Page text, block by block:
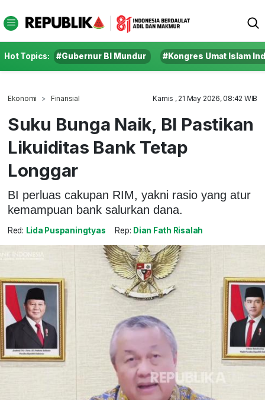
Hot Topics: #Gubernur BI Mundur #Kongres Umat Islam
Ekonomi Finansial Kamis , 21 May 2026, 08:42 WIB
Suku Bunga Naik, BI Pastikan
Likuiditas Bank Tetap
Longgar
BI perluas cakupan RIM, yakni rasio yang atur
kemampuan bank salurkan dana.
Red: Lida Puspaningtyas Rep: Dian Fath Risalah